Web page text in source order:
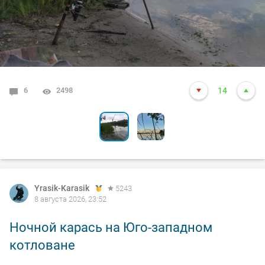
6 2498 14
1 3797 13
Yrasik-Karasik
5243
8 августа 2026, 23:52
Ночной карась на Юго-западном
котловане